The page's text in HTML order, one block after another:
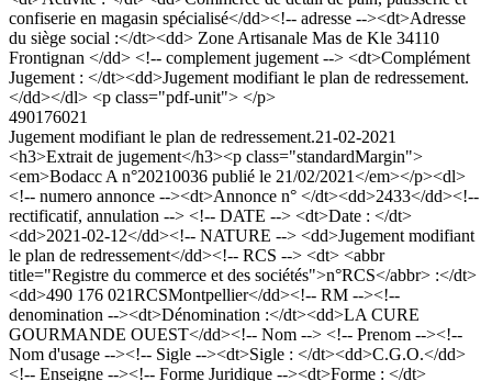
confiserie en magasin spécialisé</dd><!-- adresse --><dt>Adresse
du siège social :</dt><dd> Zone Artisanale Mas de Kle 34110
Frontignan </dd> <!-- complement jugement --> <dt>Complément
Jugement : </dt><dd>Jugement modifiant le plan de redressement.
</dd></dl> <p class="pdf-unit"> </p>
490176021
Jugement modifiant le plan de redressement.21-02-2021
<h3>Extrait de jugement</h3><p class="standardMargin">
<em>Bodacc A n°20210036 publié le 21/02/2021</em></p><dl>
<!-- numero annonce --><dt>Annonce n° </dt><dd>2433</dd><!--
rectificatif, annulation --> <!-- DATE --> <dt>Date : </dt>
<dd>2021-02-12</dd><!-- NATURE --> <dd>Jugement modifiant
le plan de redressement</dd><!-- RCS --> <dt> <abbr
title="Registre du commerce et des sociétés">n°RCS</abbr> :</dt>
<dd>490 176 021RCSMontpellier</dd><!-- RM --><!--
denomination --><dt>Dénomination :</dt><dd>LA CURE
GOURMANDE OUEST</dd><!-- Nom --> <!-- Prenom --><!--
Nom d'usage --><!-- Sigle --><dt>Sigle : </dt><dd>C.G.O.</dd>
<!-- Enseigne --><!-- Forme Juridique --><dt>Forme : </dt>